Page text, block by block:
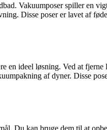
Vakuumposer spiller en
Disse poser er lavet af
ideel løsning. Ved at
af dyner. Disse